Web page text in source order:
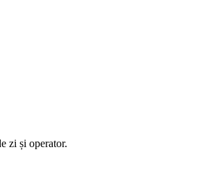
zi și operator.